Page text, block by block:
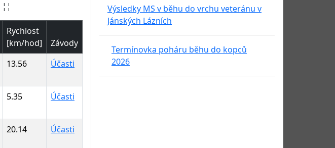
¦¦
Rychlost
[km/hod]
Závody
13.56 Účasti
5.35 Účasti
20.14 Účasti
Výsledky MS v běhu do vrchu veteránu v
Jánských Lázních
Termínovka poháru běhu do kopců
2026